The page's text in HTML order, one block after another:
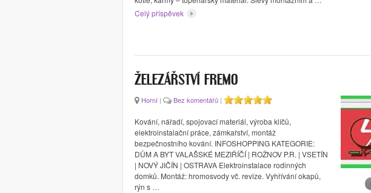
Celý příspěvek
ŽELEZÁŘSTVÍ FREMO
Horní | Bez komentářů |
Kování, nářadí, spojovací materiál, výroba klíčů,
elektroinstalační práce, zámkařství, montáž
bezpečnostního kování. INFOSHOPPING KATEGORIE:
DŮM A BYT VALAŠSKÉ MEZIŘÍČÍ | ROŽNOV P.R. | VSETÍN
| NOVÝ JIČÍN | OSTRAVA Elektroinstalace rodinných
domků. Montáž: hromosvody vč. revize. Vyhřívání okapů,
rýn s …